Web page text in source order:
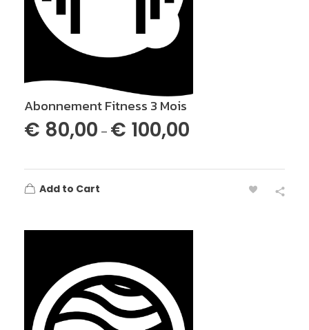
Abonnement Fitness 3 Mois
€ 80,00 – € 100,00
Add to Cart